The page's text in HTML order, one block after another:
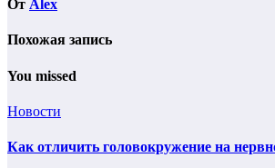
От Alex
Похожая запись
You missed
Новости
Как отличить головокружение на